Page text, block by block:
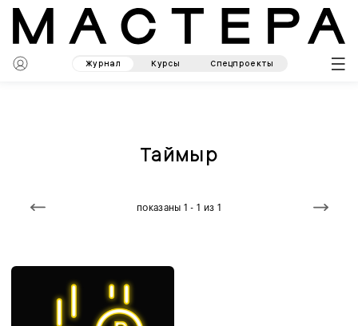
Журнал Курсы Спецпроекты
Таймыр
показаны 1 - 1 из 1